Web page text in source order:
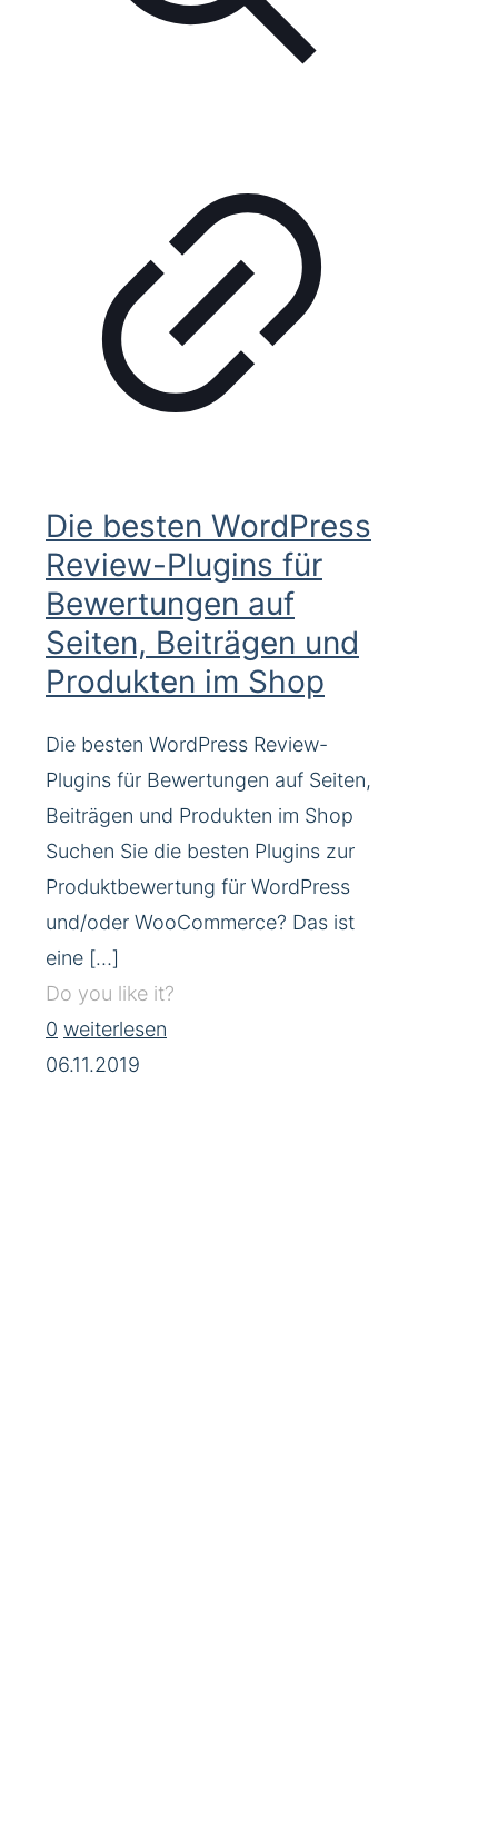
Die besten WordPress
Review-Plugins für
Bewertungen auf
Seiten, Beiträgen und
Produkten im Shop
Die besten WordPress Review-
Plugins für Bewertungen auf Seiten,
Beiträgen und Produkten im Shop
Suchen Sie die besten Plugins zur
Produktbewertung für WordPress
und/oder WooCommerce? Das ist
eine […]
Do you like it?
0 weiterlesen
06.11.2019